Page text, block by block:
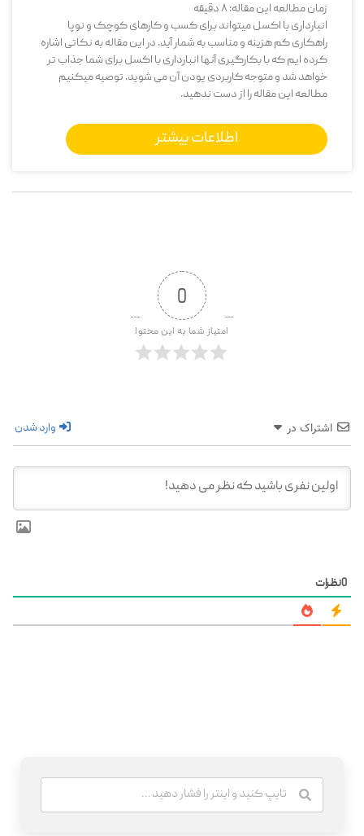
زمان مطالعه این مقاله:8دقیقه
انبارداری با اکسل میتواند برای کسب و کارهای کوچک و نوپا
راهکاری کم هزینه و مناسب به شمار آید. در این مقاله به نکاتی اشاره
کرده ایم که با بکارگیری آنها انبارداری با اکسل برای شما جذاب تر
خواهد شد و متوجه کاربردی یودن آن می شوید. توصیه میکنیم
مطالعه این مقاله را از دست ندهید.
اطلاعات بیشتر
0
امتیاز شما به این محتوا
اشتراک در وارد شدن
0نظرات